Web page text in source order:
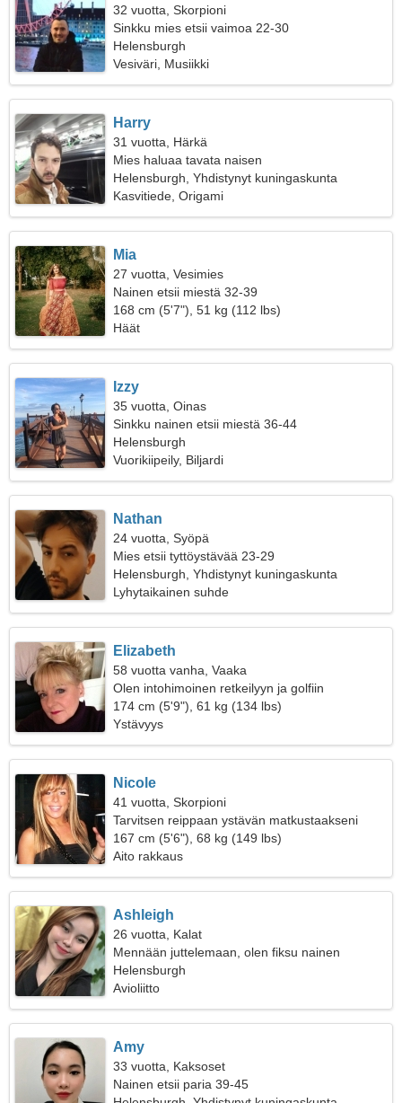
32 vuotta, Skorpioni
Sinkku mies etsii vaimoa 22-30
Helensburgh
Vesiväri, Musiikki
Harry
31 vuotta, Härkä
Mies haluaa tavata naisen
Helensburgh, Yhdistynyt kuningaskunta
Kasvitiede, Origami
Mia
27 vuotta, Vesimies
Nainen etsii miestä 32-39
168 cm (5'7"), 51 kg (112 lbs)
Häät
Izzy
35 vuotta, Oinas
Sinkku nainen etsii miestä 36-44
Helensburgh
Vuorikiipeily, Biljardi
Nathan
24 vuotta, Syöpä
Mies etsii tyttöystävää 23-29
Helensburgh, Yhdistynyt kuningaskunta
Lyhytaikainen suhde
Elizabeth
58 vuotta vanha, Vaaka
Olen intohimoinen retkeilyyn ja golfiin
174 cm (5'9"), 61 kg (134 lbs)
Ystävyys
Nicole
41 vuotta, Skorpioni
Tarvitsen reippaan ystävän matkustaakseni
167 cm (5'6"), 68 kg (149 lbs)
Aito rakkaus
Ashleigh
26 vuotta, Kalat
Mennään juttelemaan, olen fiksu nainen
Helensburgh
Avioliitto
Amy
33 vuotta, Kaksoset
Nainen etsii paria 39-45